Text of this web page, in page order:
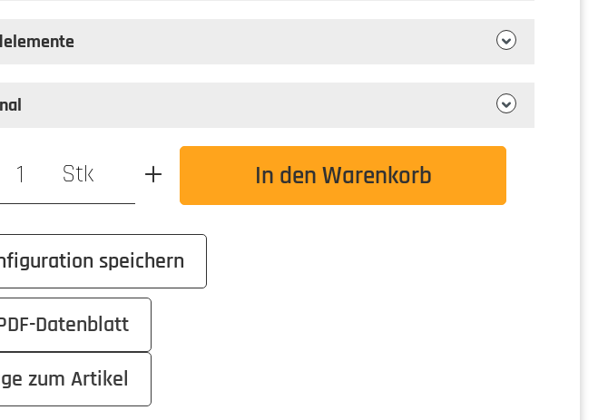
Anzahl: Gib den gewünschten Wert ein oder benutze die
Stk In den Warenkorb
speichern
Datenblatt
zum Artikel